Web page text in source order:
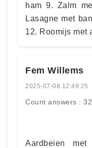
ham 9. Zalm
Lasagne met
12. Roomijs met
Fem Willems
2025-07-08 12:49:25
Count answers : 32
Aardbeien